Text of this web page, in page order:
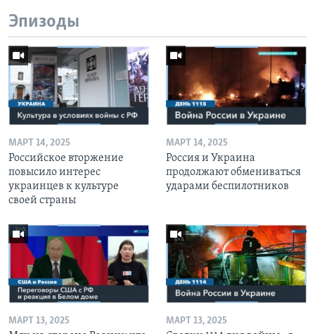
Эпизоды
МАРТ 14, 2025
Российское вторжение
повысило интерес
украинцев к культуре
своей страны
МАРТ 14, 2025
Россия и Украина
продолжают обмениваться
ударами беспилотников
МАРТ 13, 2025 МАРТ 13, 2025